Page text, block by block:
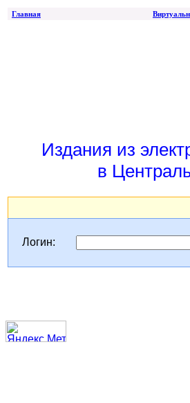
Главная
Издания из
в
Логин: